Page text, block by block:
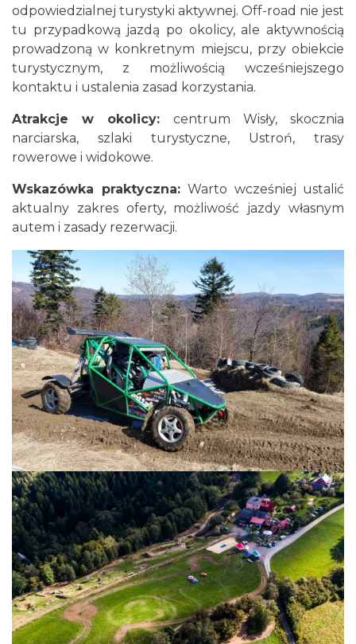
odpowiedzialnej turystyki aktywnej. Off-road nie jest
tu przypadkową jazdą po okolicy, ale aktywnością
prowadzoną w konkretnym miejscu, przy obiekcie
turystycznym, z możliwością wcześniejszego
kontaktu i ustalenia zasad korzystania.
Atrakcje w okolicy: centrum Wisły, skocznia
narciarska, szlaki turystyczne, Ustroń, trasy
rowerowe i widokowe.
Wskazówka praktyczna: Warto wcześniej ustalić
aktualny zakres oferty, możliwość jazdy własnym
autem i zasady rezerwacji.